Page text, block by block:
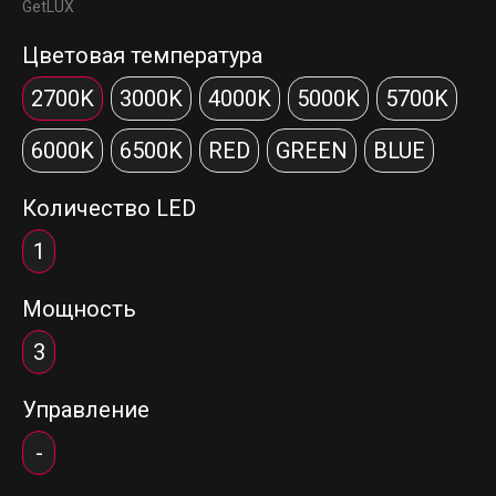
GetLUX
Цветовая температура
2700K
3000K 4000K 5000K
5700K
6000K
6500K RED GREEN BLUE
Количество LED
1
Мощность
3
Управление
-